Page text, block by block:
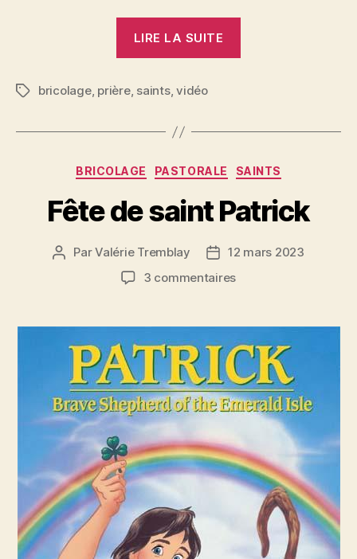
LIRE LA SUITE
Étiquettes
bricolage, prière, saints,vidéo
Catégories
BRICOLAGE PASTORALE SAINTS
Fête de saint Patrick
Auteur
ParValérie Tremblay
Date
de
12 mars 2023
3 commentairessur
saint
Patrick